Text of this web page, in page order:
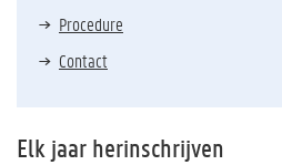
Procedure
Contact
Elk jaar herinschrijven